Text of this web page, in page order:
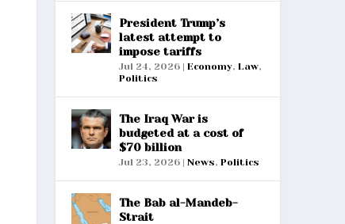
President Trump’s
latest attempt to
impose tariffs
Jul 24, 2026| Economy, Law,
Politics
The Iraq War is
budgeted at a cost of
$70 billion
Jul 23, 2026| News, Politics
The Bab al-Mandeb-
Strait